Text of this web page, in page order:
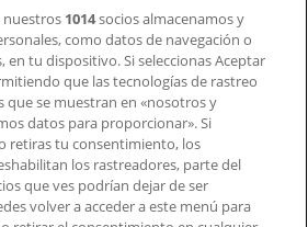
y de marketing
en el mapa
en la web o en la
1014socios almacenamos y
como datos de navegación o
en tu dispositivo. Si seleccionas Aceptar
que las tecnologías de rastreo
se muestran en «nosotros y
datos para proporcionar». Si
retiras tu consentimiento, los
los rastreadores, parte del
que ves podrían dejar de ser
volver a acceder a este menú para